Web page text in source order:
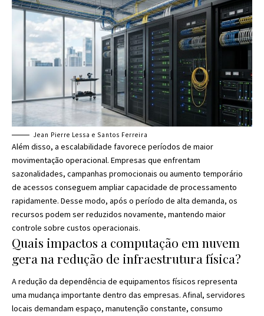
Jean Pierre Lessa e Santos Ferreira
Além disso, a escalabilidade favorece períodos de maior
movimentação operacional. Empresas que enfrentam
sazonalidades, campanhas promocionais ou aumento temporário
de acessos conseguem ampliar capacidade de processamento
rapidamente. Desse modo, após o período de alta demanda, os
recursos podem ser reduzidos novamente, mantendo maior
controle sobre custos operacionais.
Quais impactos a computação em nuvem
gera na redução de infraestrutura física?
A redução da dependência de equipamentos físicos representa
uma mudança importante dentro das empresas. Afinal, servidores
locais demandam espaço, manutenção constante, consumo